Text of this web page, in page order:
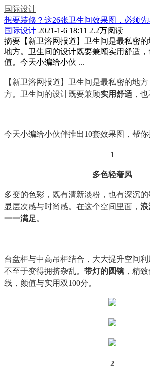
国际设计
想要装修？这26张卫生间效果图，必须先
国际设计 2021-1-6 18:11 2.2万阅读
摘要 【新卫浴网报道】卫生间是最私密
地方。卫生间的设计既要兼顾实用舒适
值。今天小编给小伙 ...
【新卫浴网报道】卫生间是最私密的地
方。卫生间的设计既要兼顾实用舒适 ，
今天小编给小伙伴推出10套效果图，帮你
1
多色轻奢风
多变的色彩，既有清新淡粉，也有深沉
显层次感与时尚感。在这个空间里面， 浪
一一满足 。
台盆柜与中高吊柜结合，大大提升空间
不至于变得拥挤杂乱。 带灯的圆镜 ，精
线，颜值与实用双100分。
2